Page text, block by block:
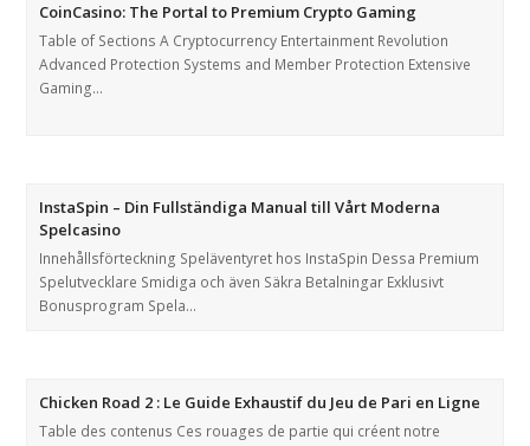
CoinCasino: The Portal to Premium Crypto Gaming
Table of Sections A Cryptocurrency Entertainment Revolution
Advanced Protection Systems and Member Protection Extensive
Gaming…
InstaSpin – Din Fullständiga Manual till Vårt Moderna
Spelcasino
Innehållsförteckning Speläventyret hos InstaSpin Dessa Premium
Spelutvecklare Smidiga och även Säkra Betalningar Exklusivt
Bonusprogram Spela…
Chicken Road 2 : Le Guide Exhaustif du Jeu de Pari en Ligne
Table des contenus Ces rouages de partie qui créent notre